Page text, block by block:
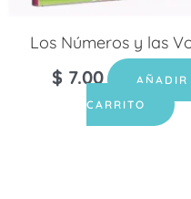
Los Números y las
$ 7.00
AÑADIR
CARRITO